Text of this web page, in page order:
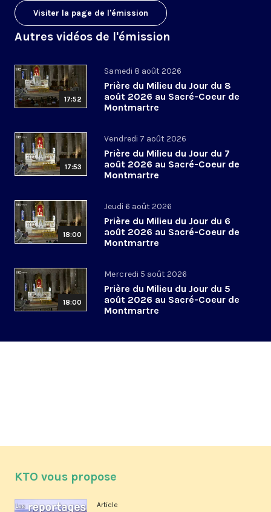
Visiter la page de l'émission
Autres vidéos de l'émission
17:52
Samedi 8 août 2026
Prière du Milieu du Jour du 8
août 2026 au Sacré-Coeur de
Montmartre
17:53
Vendredi 7 août 2026
Prière du Milieu du Jour du 7
août 2026 au Sacré-Coeur de
Montmartre
18:00
Jeudi 6 août 2026
Prière du Milieu du Jour du 6
août 2026 au Sacré-Coeur de
Montmartre
18:00
Mercredi 5 août 2026
Prière du Milieu du Jour du 5
août 2026 au Sacré-Coeur de
Montmartre
KTO vous propose
Article